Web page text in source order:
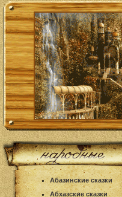
Абазинские сказки
Абхазские сказки